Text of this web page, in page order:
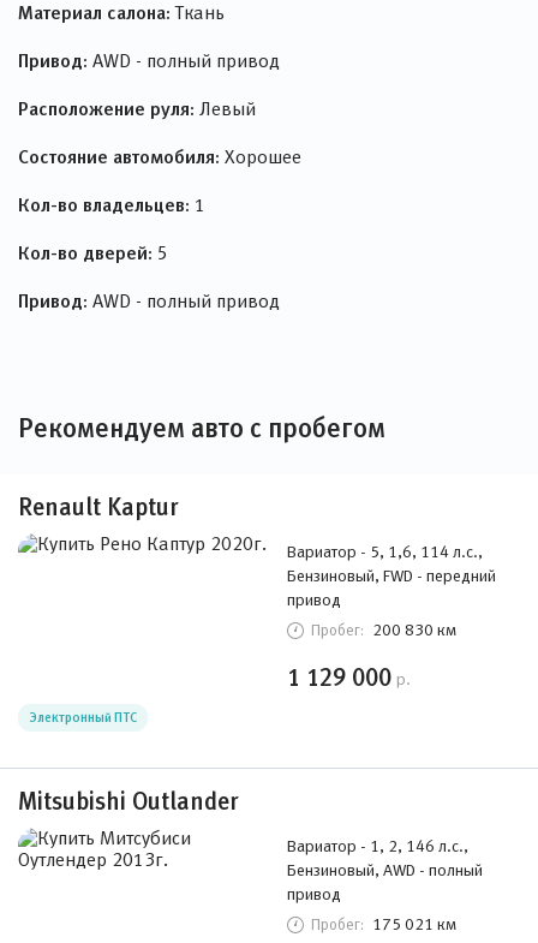
Материал салона: Ткань
Привод: AWD - полный привод
Расположение руля: Левый
Состояние автомобиля: Хорошее
Кол-во владельцев: 1
Кол-во дверей: 5
Привод: AWD - полный привод
Рекомендуем авто с пробегом
Renault Kaptur
Вариатор - 5, 1,6, 114 л.с.,
Бензиновый, FWD - передний
привод
Пробег: 200 830 км
1 129 000 р.
Электронный ПТС
Mitsubishi Outlander
Вариатор - 1, 2, 146 л.с.,
Бензиновый, AWD - полный
привод
Пробег: 175 021 км